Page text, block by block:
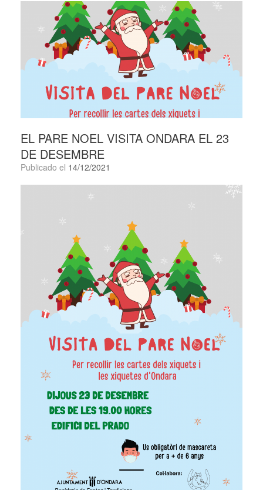
EL PARE NOEL VISITA ONDARA EL 23
DE DESEMBRE
Publicado el 14/12/2021